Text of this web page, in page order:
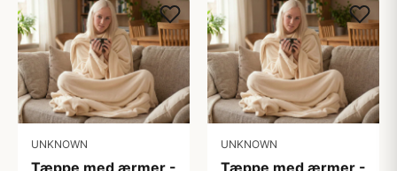
UNKNOWN
Tæppe med ærmer -
UNKNOWN
Tæppe med ærmer -